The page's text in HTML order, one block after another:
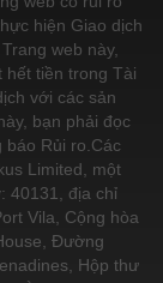
hiện Giao dịch
web này,
hết tiền trong Tài
với các sản
bạn phải đọc
báo Rủi ro.Các
Limited, một
40131, địa chỉ
Vila, Cộng hòa
Đường
Hộp thư